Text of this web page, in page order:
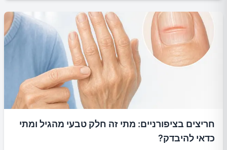
חריצים בציפורניים: מתי זה חלק טבעי מהגיל ומתי
כדאי להיבדק?